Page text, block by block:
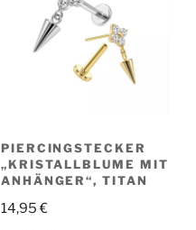
PIERCINGSTECKER
„KRISTALLBLUME MIT
ANHÄNGER“, TITAN
14,95€